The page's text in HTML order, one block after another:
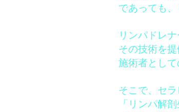
であっても
リンパドレ
その技術を
施術者として
そこで、セ
「リンパ解